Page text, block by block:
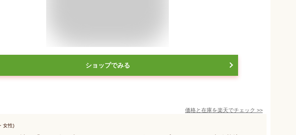
ショップでみる
価格と在庫を楽天でチェック >>
女性)